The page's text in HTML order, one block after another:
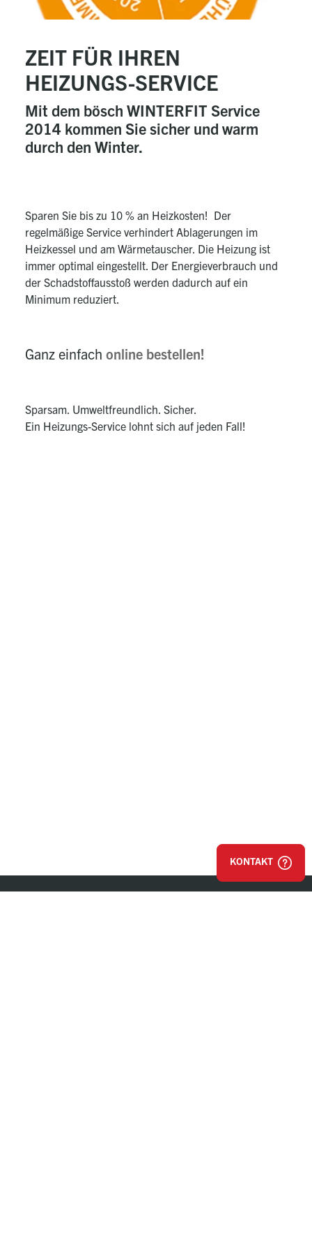
ZEIT FÜR IHREN
HEIZUNGS-SERVICE
Mit dem bösch WINTERFIT Service
2014 kommen Sie sicher und warm
durch den Winter.
Sparen Sie bis zu 10 % an Heizkosten! Der
regelmäßige Service verhindert Ablagerungen im
Heizkessel und am Wärmetauscher. Die Heizung ist
immer optimal eingestellt. Der Energieverbrauch und
der Schadstoffausstoß werden dadurch auf ein
Minimum reduziert.
Ganz einfach online bestellen!
Sparsam. Umweltfreundlich. Sicher.
Ein Heizungs-Service lohnt sich auf jeden Fall!
KONTAKT